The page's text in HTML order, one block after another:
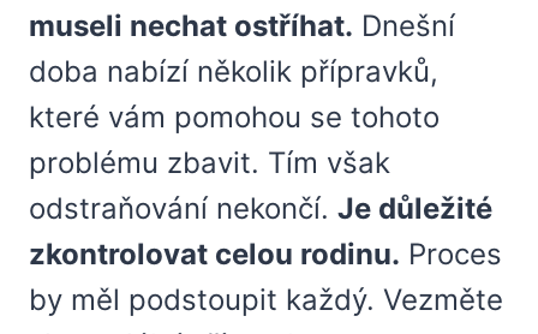
museli nechat ostříhat. Dnešní
doba nabízí několik přípravků,
které vám pomohou se tohoto
problému zbavit. Tím však
odstraňování nekončí. Je důležité
zkontrolovat celou rodinu. Proces
by měl podstoupit každý. Vezměte